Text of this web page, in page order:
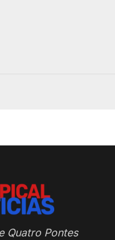
Quatro Pontes